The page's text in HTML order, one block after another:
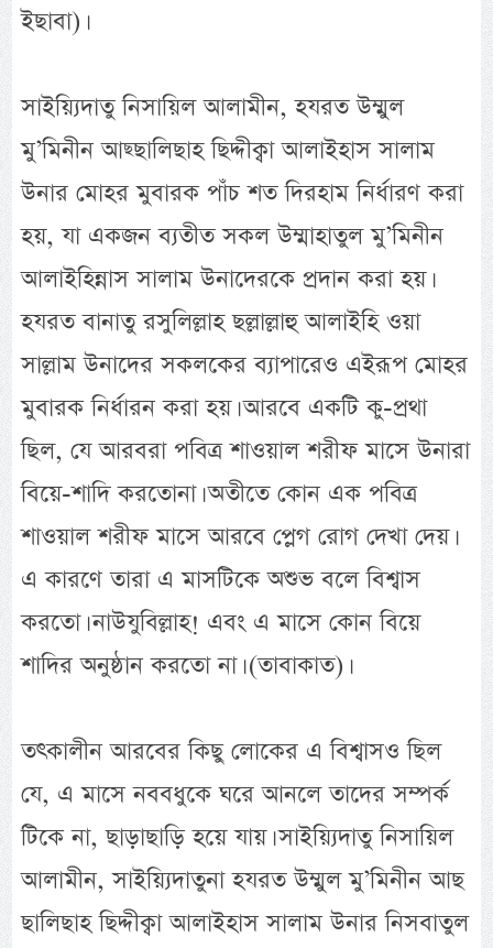
ইছাবা)।
সাইয়্যিদাতু নিসায়িল আলামীন, হযরত উম্মুল
মু’মিনীন আছ্ছালিছাহ ছিদ্দীক্বা আলাইহাস সালাম
উনার মোহর মুবারক পাঁচ শত দিরহাম নির্ধারণ করা
হয়, যা একজন ব্যতীত সকল উম্মাহাতুল মু’মিনীন
আলাইহিন্নাস সালাম উনাদেরকে প্রদান করা হয়।
হযরত বানাতু রসুলিল্লাহ ছল্লাল্লাহু আলাইহি ওয়া
সাল্লাম উনাদের সকলকের ব্যাপারেও এইরূপ মোহর
মুবারক নির্ধারন করা হয়। আরবে একটি কু-প্রথা
ছিল, যে আরবরা পবিত্র শাওয়াল শরীফ মাসে উনারা
বিয়ে-শাদি করতোনা। অতীতে কোন এক পবিত্র
শাওয়াল শরীফ মাসে আরবে প্লেগ রোগ দেখা দেয়।
এ কারণে তারা এ মাসটিকে অশুভ বলে বিশ্বাস
করতো। নাউযুবিল্লাহ! এবং এ মাসে কোন বিয়ে
শাদির অনুষ্ঠান করতো না। (তাবাকাত)।
তৎকালীন আরবের কিছু লোকের এ বিশ্বাসও ছিল
যে, এ মাসে নববধুকে ঘরে আনলে তাদের সম্পর্ক
টিকে না, ছাড়াছাড়ি হয়ে যায়। সাইয়্যিদাতু নিসায়িল
আলামীন, সাইয়্যিদাতুনা হযরত উম্মুল মু’মিনীন আছ
ছালিছাহ ছিদ্দীক্বা আলাইহাস সালাম উনার নিসবাতুল